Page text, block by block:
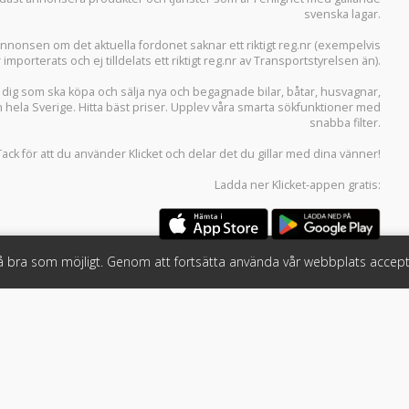
svenska lagar.
om det aktuella fordonet saknar ett riktigt reg.nr (exempelvis
och ej tilldelats ett riktigt reg.nr av Transportstyrelsen än).
som ska köpa och sälja nya och begagnade bilar, båtar, husvagnar,
Sverige. Hitta bäst priser. Upplev våra smarta sökfunktioner med
snabba filter.
för att du använder Klicket och delar det du gillar med dina vänner!
Ladda ner Klicket-appen gratis:
som möjligt. Genom att fortsätta använda vår webbplats